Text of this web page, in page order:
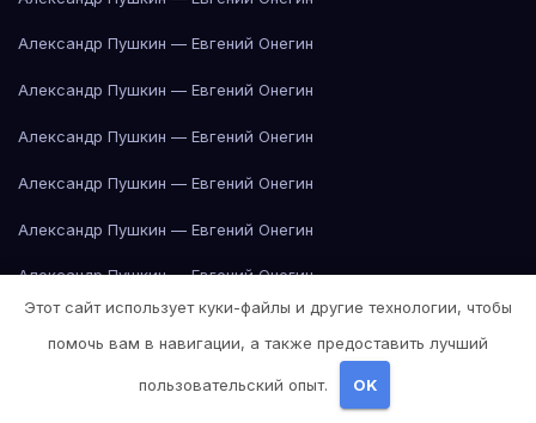
Александр Пушкин — Евгений Онегин
Александр Пушкин — Евгений Онегин
Александр Пушкин — Евгений Онегин
Александр Пушкин — Евгений Онегин
Александр Пушкин — Евгений Онегин
Александр Пушкин — Евгений Онегин
Александр Пушкин — Евгений Онегин
Альбер Камю — Посторонний
Этот сайт использует куки-файлы и другие технологии, чтобы
помочь вам в навигации, а также предоставить лучший
пользовательский опыт. OK